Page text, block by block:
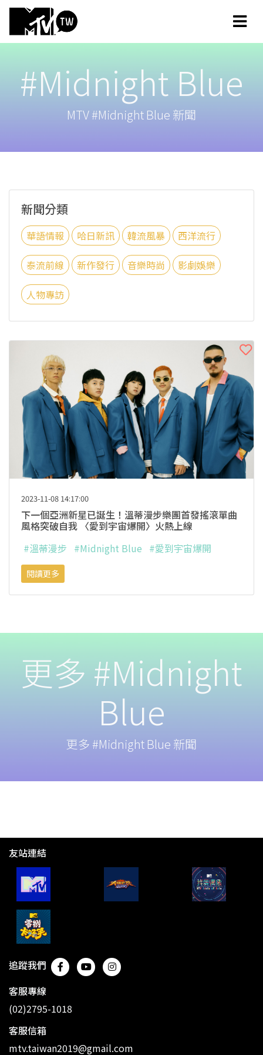
#Midnight Blue
MTV #Midnight Blue 新聞
新聞分類
華語情報 哈日新訊 韓流風暴 西洋流行
泰流前線 新作發行 音樂時尚 影劇娛樂
人物專訪
2023-11-08 14:17:00
下一個亞洲新星已誕生！溫蒂漫步樂團首發搖滾單曲
風格突破自我 〈愛到宇宙爆開〉火熱上線
#溫蒂漫步 #Midnight Blue #愛到宇宙爆開
閱讀更多
更多 #Midnight
Blue
更多 #Midnight Blue 新聞
友站連結
追蹤我們
客服專線
(02)2795-1018
客服信箱
mtv.taiwan2019@gmail.com